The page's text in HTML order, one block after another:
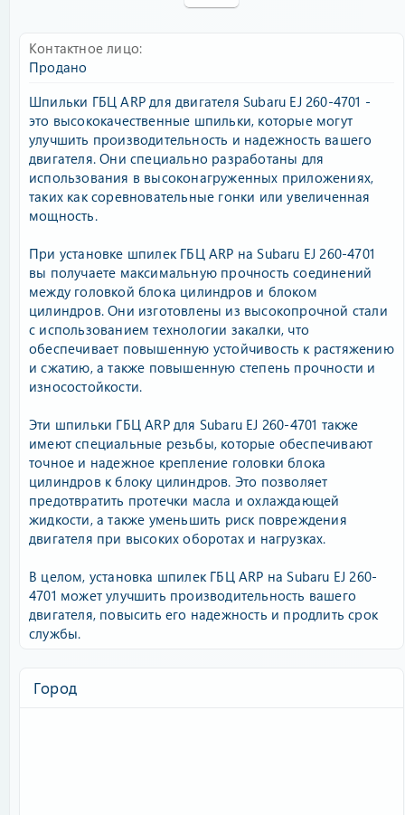
Контактное лицо
Продано
Шпильки ГБЦ ARP для двигателя Subaru EJ 260-4701 -
это высококачественные шпильки, которые могут
улучшить производительность и надежность вашего
двигателя. Они специально разработаны для
использования в высоконагруженных приложениях,
таких как соревновательные гонки или увеличенная
мощность.
При установке шпилек ГБЦ ARP на Subaru EJ 260-4701
вы получаете максимальную прочность соединений
между головкой блока цилиндров и блоком
цилиндров. Они изготовлены из высокопрочной стали
с использованием технологии закалки, что
обеспечивает повышенную устойчивость к растяжению
и сжатию, а также повышенную степень прочности и
износостойкости.
Эти шпильки ГБЦ ARP для Subaru EJ 260-4701 также
имеют специальные резьбы, которые обеспечивают
точное и надежное крепление головки блока
цилиндров к блоку цилиндров. Это позволяет
предотвратить протечки масла и охлаждающей
жидкости, а также уменьшить риск повреждения
двигателя при высоких оборотах и нагрузках.
В целом, установка шпилек ГБЦ ARP на Subaru EJ 260-
4701 может улучшить производительность вашего
двигателя, повысить его надежность и продлить срок
службы.
Город